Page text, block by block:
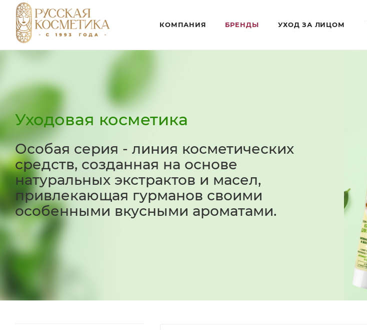
КОМПАНИЯ БРЕНДЫ УХОД ЗА ЛИЦОМ
Уходовая косметика
Особая серия - линия косметических
средств, созданная на основе
натуральных экстрактов и масел,
привлекающая гурманов своими
особенными вкусными ароматами.